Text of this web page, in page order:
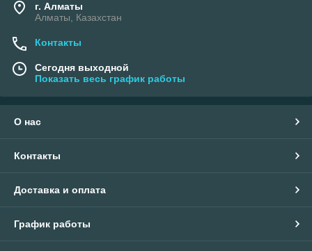
г. Алматы
Алматы, Казахстан
Контакты
Сегодня выходной
Показать весь график работы
О нас
Контакты
Доставка и оплата
График работы